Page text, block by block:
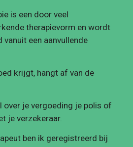
is een door veel
therapievorm en wordt
een aanvullende
krijgt, hangt af van de
over je vergoeding je polis of
je verzekeraar.
ben ik geregistreerd bij